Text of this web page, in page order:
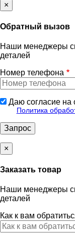
×
Обратный вызов
Наши менеджеры
деталей
Номер телефона
Даю согласие на
Политика
×
Заказать товар
Наши менеджеры
деталей
Как к вам